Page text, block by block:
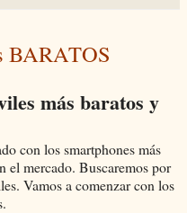
BARATOS
más baratos y
con los smartphones más
el mercado. Buscaremos por
Vamos a comenzar con los